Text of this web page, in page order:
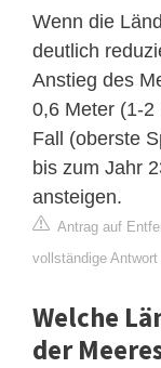
Wenn die
deutlich
Anstieg des
0,6 Meter (1-2
Fall (oberste
bis zum Jahr
ansteigen.
Antrag auf
vollständige
Welche
der